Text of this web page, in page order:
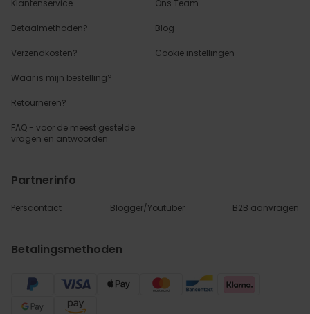
Klantenservice
Betaalmethoden?
Verzendkosten?
Waar is mijn bestelling?
Retourneren?
FAQ - voor de meest gestelde
vragen en antwoorden
Ons Team
Blog
Cookie instellingen
Partnerinfo
Perscontact Blogger/Youtuber B2B aanvragen
Betalingsmethoden